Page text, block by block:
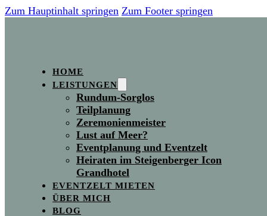
Zum Hauptinhalt springen Zum Footer springen
HOME
LEISTUNGEN
Rundum-Sorglos
Teilplanung
Zeremonienmeister
Lust auf Meer?
Eventplanung und Eventzelt
Heiraten im Steigenberger Icon
Grandhotel
EVENTZELT MIETEN
ÜBER MICH
BLOG